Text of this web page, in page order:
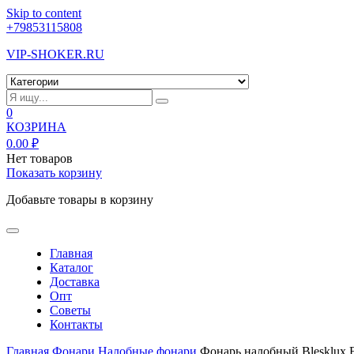
Skip to content
+79853115808
VIP-SHOKER.RU
0
КОЗРИНА
0.00 ₽
Нет товаров
Показать корзину
Добавьте товары в корзину
Главная
Каталог
Доставка
Опт
Советы
Контакты
Главная Фонари Налобные фонари Фонарь налобный Blesklux